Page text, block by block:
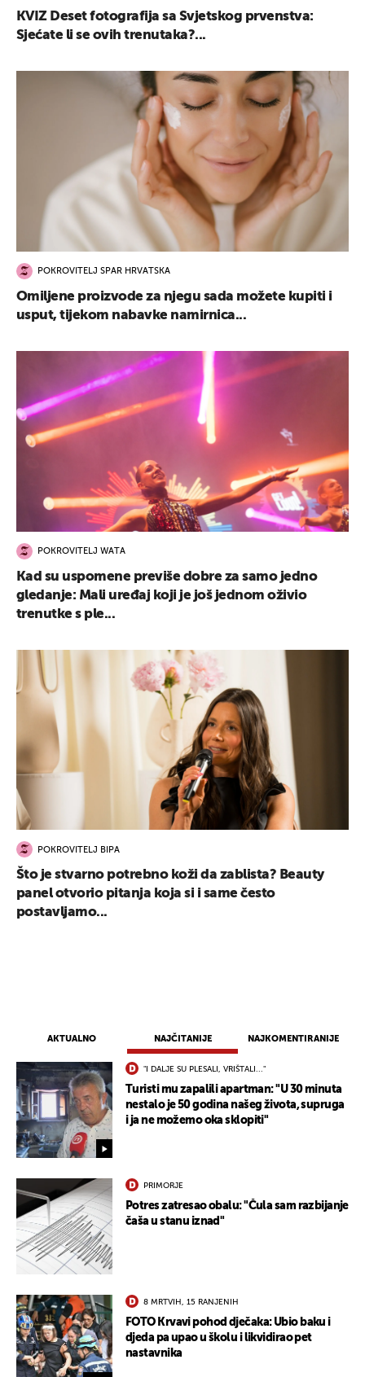
AKTUALNO NAJČITANIJE NAJKOMENTIRANIJE
"I DALJE SU PLESALI, VRIŠTALI..."
Turisti mu zapalili apartman: "U 30 minuta
nestalo je 50 godina našeg života, supruga
i ja ne možemo oka sklopiti"
PRIMORJE
Potres zatresao obalu: "Čula sam razbijanje
čaša u stanu iznad"
8 MRTVIH, 15 RANJENIH
FOTO Krvavi pohod dječaka: Ubio baku i
djeda pa upao u školu i likvidirao pet
nastavnika
KVIZ Deset fotografija sa Svjetskog prvenstva:
Sjećate li se ovih trenutaka?...
POKROVITELJ SPAR HRVATSKA
Omiljene proizvode za njegu sada možete kupiti i
usput, tijekom nabavke namirnica...
POKROVITELJ WATA
Kad su uspomene previše dobre za samo jedno
gledanje: Mali uređaj koji je još jednom oživio
trenutke s ple...
POKROVITELJ BIPA
Što je stvarno potrebno koži da zablista? Beauty
panel otvorio pitanja koja si i same često
postavljamo...